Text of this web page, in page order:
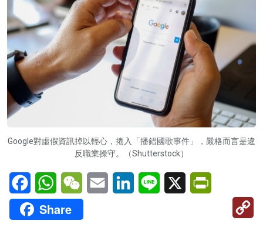
Google對虛假資訊掉以輕心，捲入「播錯國歌事件」，嚴格而言是違
反職業操守。（Shutterstock）
FacebookWhatsAppWeChatEmail LinkedInLine X
Share